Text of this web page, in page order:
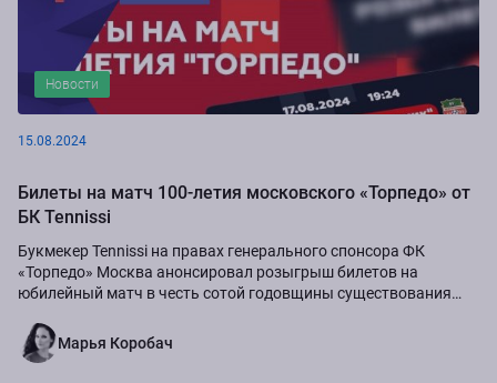
Новости
15.08.2024
Билеты на матч 100-летия московского «Торпедо» от
БК Tennissi
Букмекер Tennissi на правах генерального спонсора ФК
«Торпедо» Москва анонсировал розыгрыш билетов на
юбилейный матч в честь сотой годовщины существования
Марья Коробач